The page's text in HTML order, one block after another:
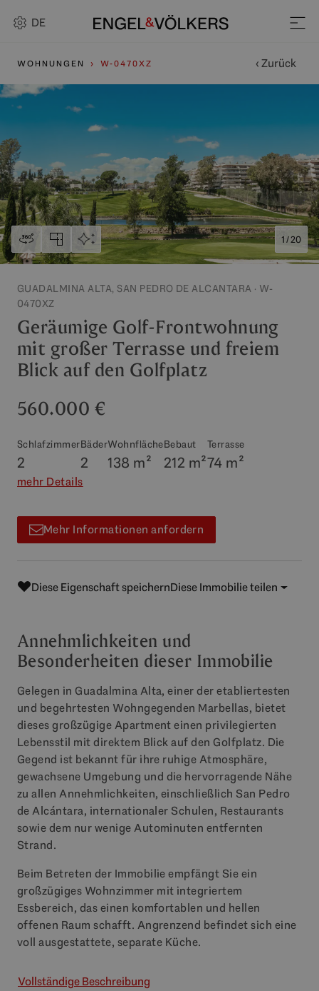
DE
WOHNUNGEN W-0470XZ ‹ Zurück
1 / 20
GUADALMINA ALTA, SAN PEDRO DE ALCANTARA · W-
0470XZ
Geräumige Golf-Frontwohnung
mit großer Terrasse und freiem
Blick auf den Golfplatz
560.000 €
Schlafzimmer
2
Bäder
2
Wohnfläche
138 m²
Bebaut
212 m²
Terrasse
74 m²
mehr Details
Mehr Informationen anfordern
Diese Eigenschaft speichernDiese Immobilie teilen
Annehmlichkeiten und
Besonderheiten dieser Immobilie
Gelegen in Guadalmina Alta, einer der etabliertesten
und begehrtesten Wohngegenden Marbellas, bietet
dieses großzügige Apartment einen privilegierten
Lebensstil mit direktem Blick auf den Golfplatz. Die
Gegend ist bekannt für ihre ruhige Atmosphäre,
gewachsene Umgebung und die hervorragende Nähe
zu allen Annehmlichkeiten, einschließlich San Pedro
de Alcántara, internationaler Schulen, Restaurants
sowie dem nur wenige Autominuten entfernten
Strand.
Beim Betreten der Immobilie empfängt Sie ein
großzügiges Wohnzimmer mit integriertem
Essbereich, das einen komfortablen und hellen
offenen Raum schafft. Angrenzend befindet sich eine
voll ausgestattete, separate Küche.
Vollständige Beschreibung